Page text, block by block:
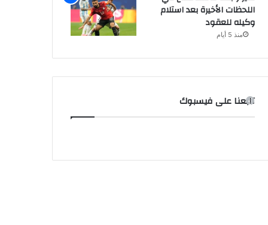
اللحظات الأخيرة بعد استلام
وكيله للعقود
منذ 5 أيام
تابعنا على فيسبوك